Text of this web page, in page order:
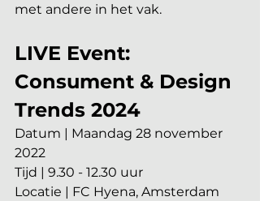
met andere in het vak.
LIVE Event:
Consument & Design
Trends 2024
Datum | Maandag 28 november
2022
Tijd | 9.30 - 12.30 uur
Locatie | FC Hyena, Amsterdam